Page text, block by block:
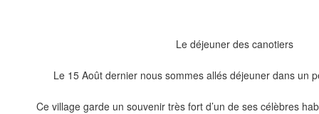
Le déjeuner des canotiers
Le 15 Août dernier nous sommes allés déjeuner dans un
Ce village garde un souvenir très fort d’un de ses célèbres